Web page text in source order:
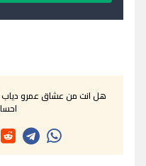
هل انت من عشاق عمرو دياب